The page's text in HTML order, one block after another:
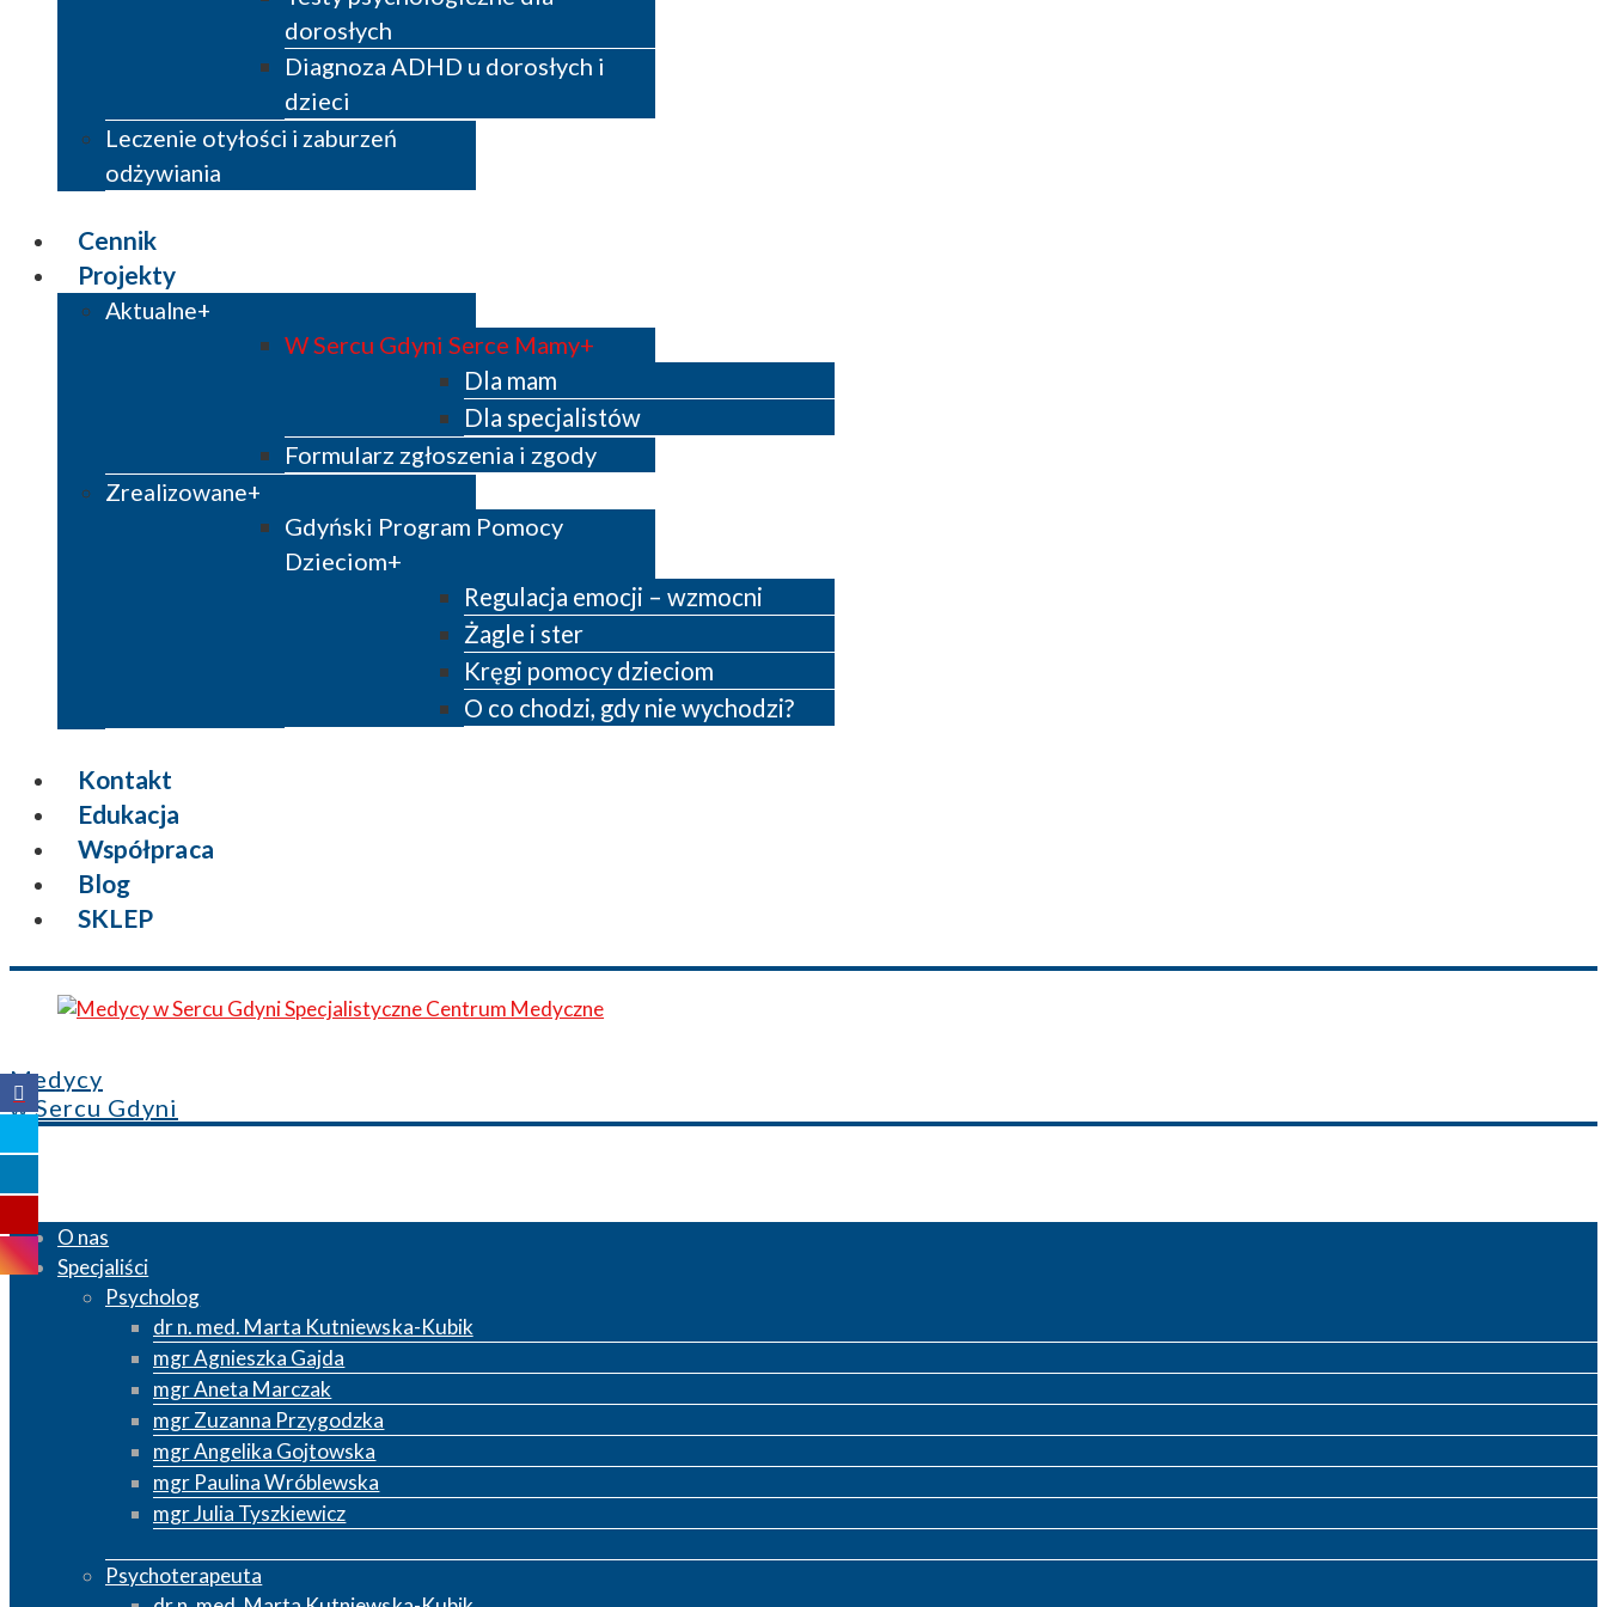
dorosłych
Diagnoza ADHD u dorosłych i
dzieci
Leczenie otyłości i zaburzeń
odżywiania
Cennik
Projekty
Aktualne
W Sercu Gdyni Serce Mamy
Dla mam
Dla specjalistów
Formularz zgłoszenia i zgody
Zrealizowane
Gdyński Program Pomocy
Dzieciom
Regulacja emocji – wzmocni
Żagle i ster
Kręgi pomocy dzieciom
O co chodzi, gdy nie wychodzi?
Kontakt
Edukacja
Współpraca
Blog
SKLEP
Medycy
w Sercu Gdyni
O nas
Specjaliści
Psycholog
dr n. med. Marta Kutniewska-Kubik
mgr Agnieszka Gajda
mgr Aneta Marczak
mgr Zuzanna Przygodzka
mgr Angelika Gojtowska
mgr Paulina Wróblewska
mgr Julia Tyszkiewicz
Psychoterapeuta